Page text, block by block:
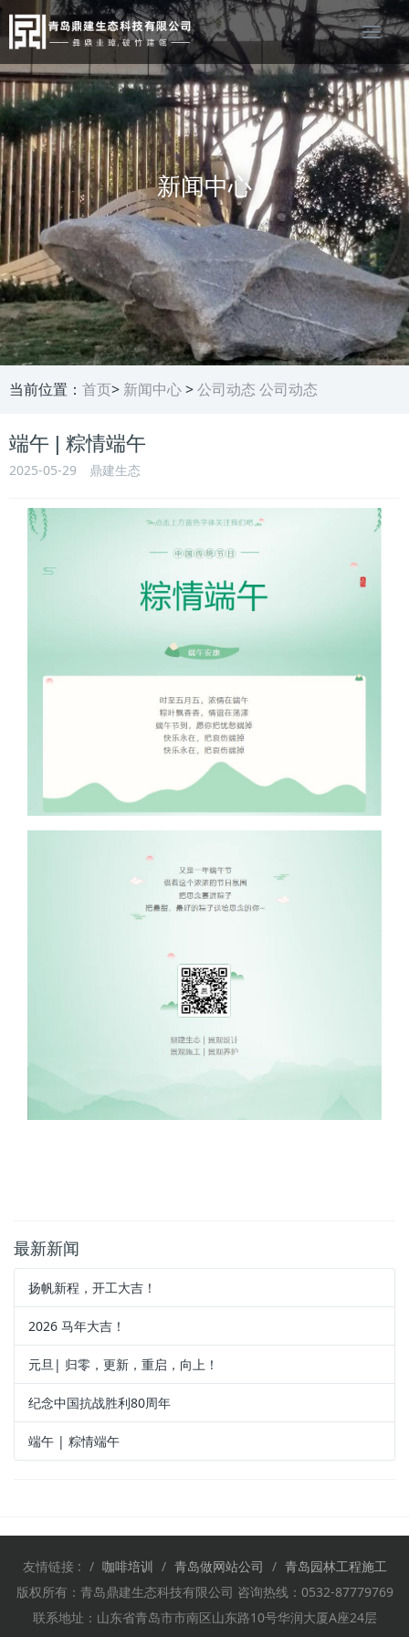
新闻中心
当前位置： 首页> 新闻中心>公司动态 公司动态
端午 | 粽情端午
2025-05-29 鼎建生态
最新新闻
扬帆新程，开工大吉！
2026 马年大吉！
元旦| 归零，更新，重启，向上！
纪念中国抗战胜利80周年
端午 | 粽情端午
友情链接 : 咖啡培训 青岛做网站公司
青岛园林工程施工
版权所有：青岛鼎建生态科技有限公司 咨询热线：0532-87779769
联系地址：山东省青岛市市南区山东路10号华润大厦A座24层